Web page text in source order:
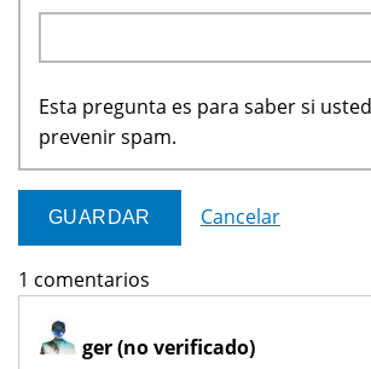
Esta pregunta es para saber si
prevenir spam.
Cancelar
1 comentarios
ger (no verificado)